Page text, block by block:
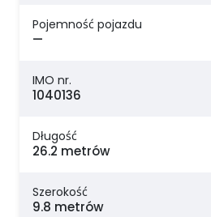
Pojemność pojazdu
—
IMO nr.
1040136
Długość
26.2 metrów
Szerokość
9.8 metrów